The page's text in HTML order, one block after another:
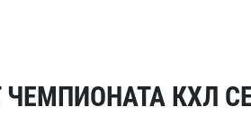
КХЛ